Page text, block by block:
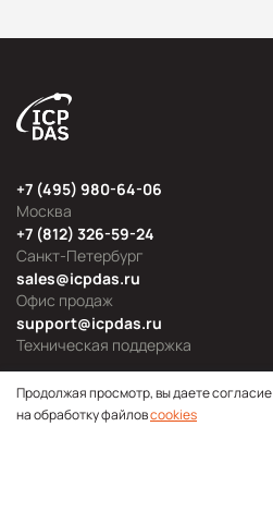
Москва
+7 (495) 980-64-06
Офис продаж
sales@icpdas.ru
Санкт-Петербург
+7 (812) 326-59-24
Техническая поддержка
support@icpdas.ru
Продолжая просмотр, вы даете согласие
на обработку файловcookies